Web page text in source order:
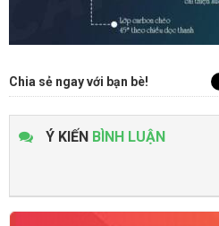
Chia sẻ ngay với bạn bè!
Ý KIẾN BÌNH LUẬN